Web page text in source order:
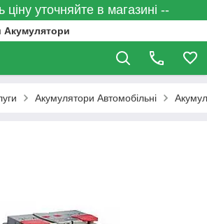
ціну уточняйте в магазині --
Акумулятори
Акумулятори Автомобільні